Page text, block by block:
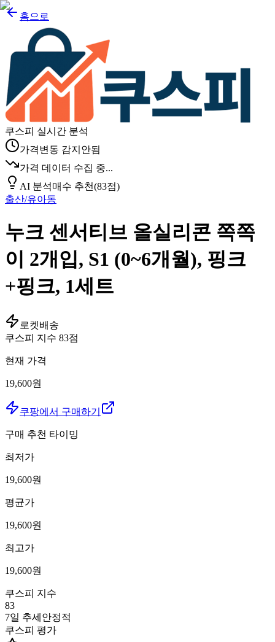
홈으로
쿠스피 실시간 분석
가격변동 감지안됨
가격 데이터 수집 중...
AI 분석매수 추천(83점)
출산/유아동
누크 센서티브 올실리콘 쪽쪽
이 2개입, S1 (0~6개월), 핑크
+핑크, 1세트
로켓배송
쿠스피 지수 83점
현재 가격
19,600원
쿠팡에서 구매하기
구매 추천 타이밍
최저가
19,600원
평균가
19,600원
최고가
19,600원
쿠스피 지수
83
7일 추세 안정적
쿠스피 평가